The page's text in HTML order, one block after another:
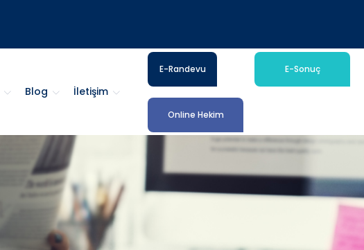
Blog İletişim
E-Randevu E-Sonuç
Online Hekim